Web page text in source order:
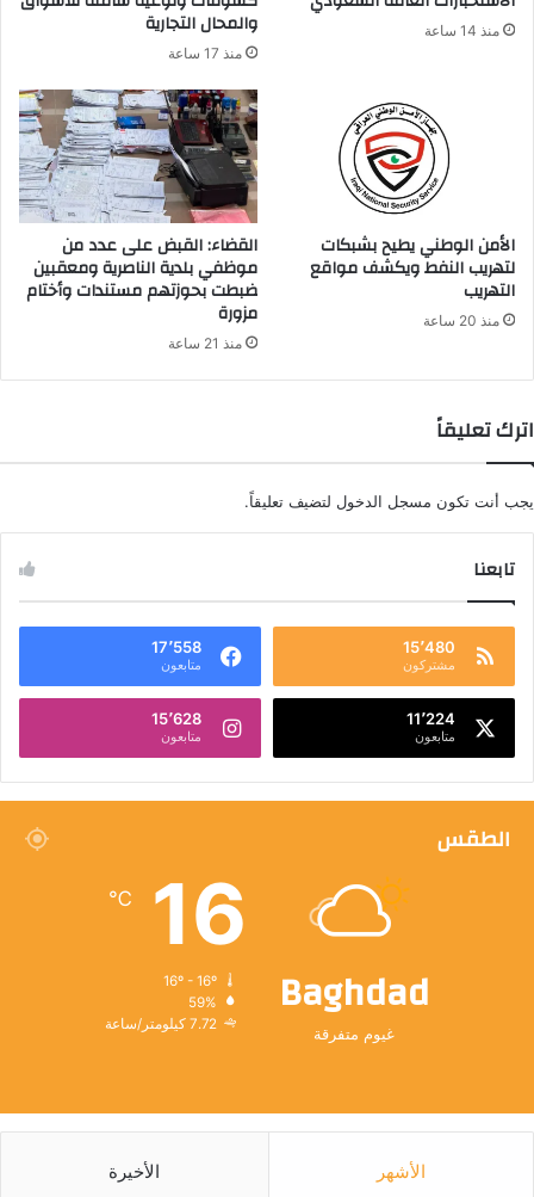
ن
ي منذ 14 ساعة والمحال التجارية
منذ 17 ساعة
الأمن الوطني يطيح بشبكات
لتهريب النفط ويكشف مواقع
التهريب
منذ 20 ساعة
القضاء: القبض على عدد من
موظفي بلدية الناصرية ومعقبين
ضبطت بحوزتهم مستندات وأختام
مزورة
منذ 21 ساعة
اترك تعليقاً
يجب أنت تكون مسجل الدخول لتضيف تعليقاً.
تابعنا
15٬480
مشتركون
17٬558
متابعون
11٬224
متابعون
15٬628
متابعون
الطقس
Baghdad
غيوم متفرقة
16
℃
59%
7.72 كيلومتر/ساعة
الأشهر الأخيرة